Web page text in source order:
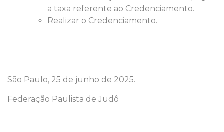
a taxa referente ao Credenciamento.
Realizar o Credenciamento.
São Paulo, 25 de junho de 2025.
Federação Paulista de Judô